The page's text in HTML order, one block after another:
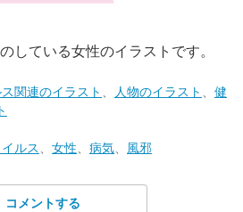
している女性のイラストです。
関連のイラスト 人物のイラスト
健
ルス 女性 病気 風邪
コメントする